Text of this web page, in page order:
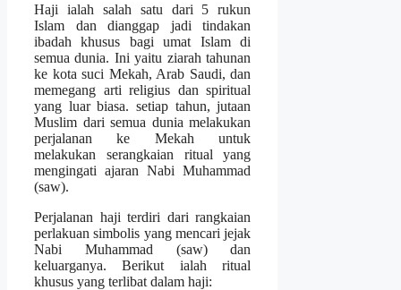
Haji ialah salah satu dari 5 rukun
Islam dan dianggap jadi tindakan
ibadah khusus bagi umat Islam di
semua dunia. Ini yaitu ziarah tahunan
ke kota suci Mekah, Arab Saudi, dan
memegang arti religius dan spiritual
yang luar biasa. setiap tahun, jutaan
Muslim dari semua dunia melakukan
perjalanan ke Mekah untuk
melakukan serangkaian ritual yang
mengingati ajaran Nabi Muhammad
(saw).
Perjalanan haji terdiri dari rangkaian
perlakuan simbolis yang mencari jejak
Nabi Muhammad (saw) dan
keluarganya. Berikut ialah ritual
khusus yang terlibat dalam haji: